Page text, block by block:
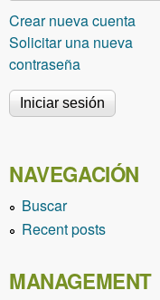
Crear nueva cuenta
Solicitar una nueva
contraseña
NAVEGACIÓN
Buscar
Recent posts
MANAGEMENT